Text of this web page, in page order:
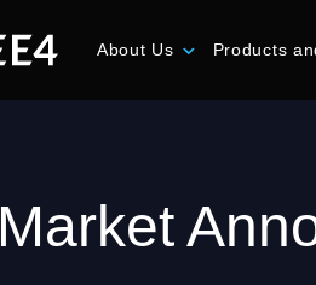
About Us Products
Market